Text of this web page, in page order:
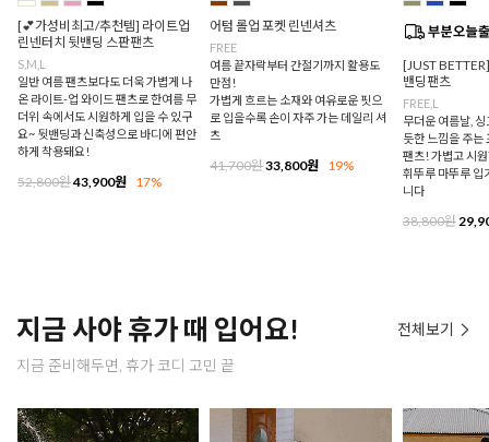
[💕가성비최고/추천템] 라이트업
린넨터치 뒷밴딩 스판팬츠
S,M,L
일반 여름 팬츠보다도 더욱 가볍게 나
온 라이트-업 와이드 팬츠로 한여름 무
더위 속에서도 시원하게 입을 수 있구
요~ 뒷밴딩과 신축성으로 바디에 편안
하게 착용돼요!
52,800원43,900원 17%
어텀 롤업 포켓 린넨셔츠
FREE
여름 끝자락부터 간절기까지 활용도
만점!
가볍게 흐르는 소재와 여유로운 핏으
로 입을수록 손이 자주 가는 데일리 셔
츠
41,700원33,800원 19%
[JUST
밴딩팬츠
FREE,L
무더운 여름날,
듯한 느낌을 주는
팬츠! 가볍고 시
휘뚜루 마뚜루 입
니다
38,800원
지금 사야 휴가 때 입어요!
지금 준비해두면, 휴가 코디 고민 끝
전체보기